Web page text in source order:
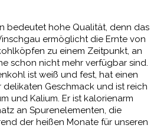
bedeutet hohe Qualität, denn das
ermöglicht die Ernte von
zu einem Zeitpunkt, an
schon nicht mehr verfügbar sind.
ist weiß und fest, hat einen
delikaten Geschmack und ist reich
und Kalium. Er ist kalorienarm
an Spurenelementen, die
der heißen Monate für unseren